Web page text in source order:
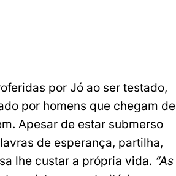
por Jó ao ser testado,
por homens que chegam de
Apesar de estar submerso
de esperança, partilha,
lhe custar a própria vida. “As